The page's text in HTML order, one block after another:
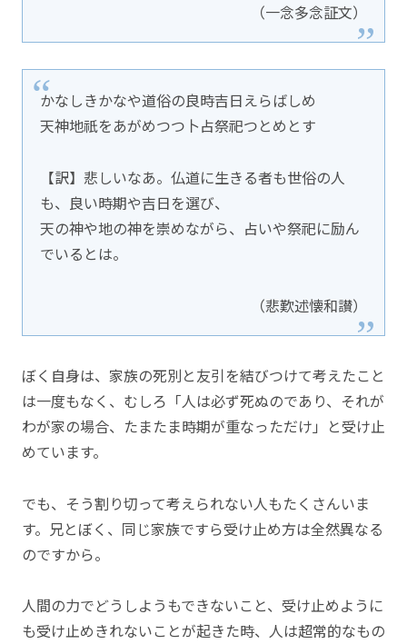
（一念多念証文）
かなしきかなや道俗の良時吉日えらばしめ
天神地祇をあがめつつ卜占祭祀つとめとす
【訳】悲しいなあ。仏道に生きる者も世俗の人
も、良い時期や吉日を選び、
天の神や地の神を崇めながら、占いや祭祀に励ん
でいるとは。
（悲歎述懐和讃）
ぼく自身は、家族の死別と友引を結びつけて考えたこと
は一度もなく、むしろ「人は必ず死ぬのであり、それが
わが家の場合、たまたま時期が重なっただけ」と受け止
めています。
でも、そう割り切って考えられない人もたくさんいま
す。兄とぼく、同じ家族ですら受け止め方は全然異なる
のですから。
人間の力でどうしようもできないこと、受け止めように
も受け止めきれないことが起きた時、人は超常的なもの